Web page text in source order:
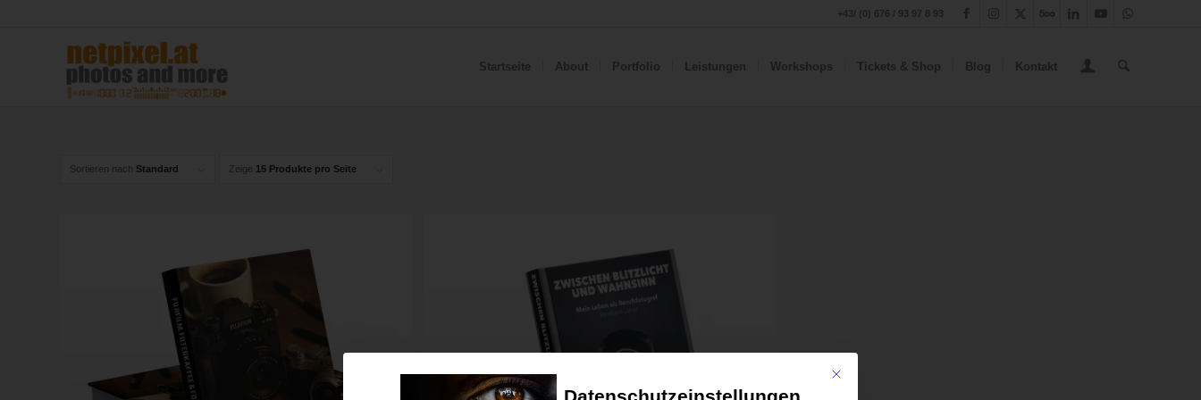
+43/ (0) 676 / 93 97 8 93
Startseite About Portfolio Leistungen Workshops Tickets & Shop Blog Kontakt
Sortieren nach Standard Zeige 15 Produkte pro Seite
Mit diesem Button wird der Dialog geschlossen. Seine Funktionalität ist